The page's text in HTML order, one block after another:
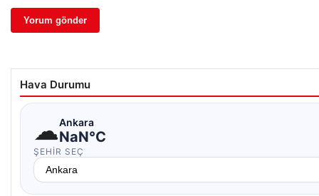
Hava Durumu
☁Ankara
NaN°C
ŞEHIR SEÇ